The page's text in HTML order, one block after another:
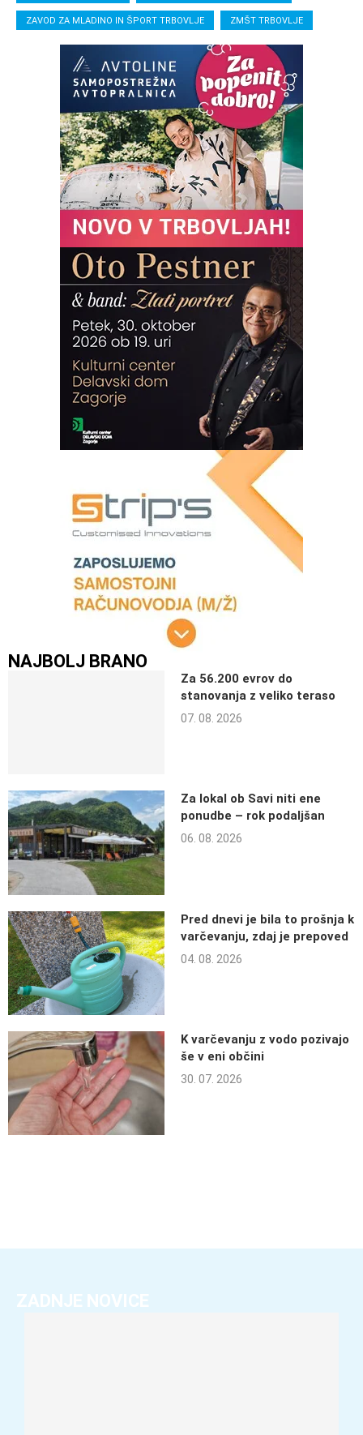
ZAVOD ZA MLADINO IN ŠPORT TRBOVLJE ZMŠT TRBOVLJE
NAJBOLJ BRANO
Za 56.200 evrov do
stanovanja z veliko teraso
07. 08. 2026
Za lokal ob Savi niti ene
ponudbe – rok podaljšan
06. 08. 2026
Pred dnevi je bila to prošnja k
varčevanju, zdaj je prepoved
04. 08. 2026
K varčevanju z vodo pozivajo
še v eni občini
30. 07. 2026
ZADNJE NOVICE